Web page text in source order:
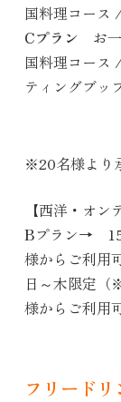
国料理コース
Cプラン お
国料理コース
ティングブッ
※20名様より
【西洋・オ
Bプラン→ 15
様からご利用
日～木限定
様からご利
フリードリ